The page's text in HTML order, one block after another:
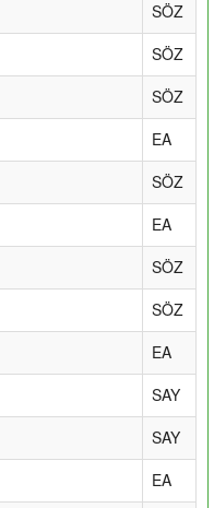
SÖZ
SÖZ
SÖZ
EA
SÖZ
EA
SÖZ
SÖZ
EA
SAY
SAY
EA